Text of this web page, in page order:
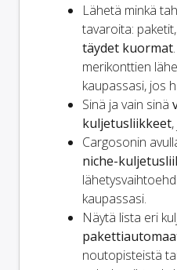
Lähetä minkä
tavaroita: paketit,
täydet kuormat
merikonttien
kaupassasi, jos
Sinä ja vain sinä
kuljetusliikkeet
Cargosonin
niche-
kaupassasi.
Näytä lista eri
noutopisteistä